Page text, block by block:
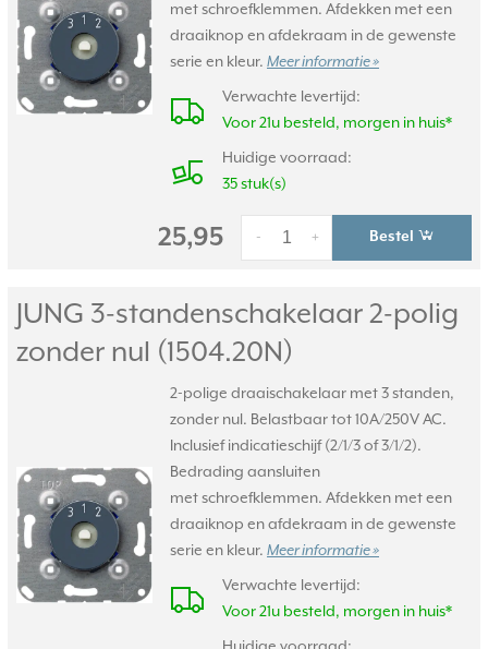
met schroefklemmen. Afdekken met een
draaiknop en afdekraam in de gewenste
serie en kleur. Meer informatie »
Verwachte levertijd:
Voor 21u besteld, morgen in huis*
Huidige voorraad:
35 stuk(s)
25,95 +
- Bestel
JUNG 3-standenschakelaar 2-polig
zonder nul (1504.20N)
2-polige draaischakelaar met 3 standen,
zonder nul. Belastbaar tot 10A/250V AC.
Inclusief indicatieschijf (2/1/3 of 3/1/2).
Bedrading aansluiten
met schroefklemmen. Afdekken met een
draaiknop en afdekraam in de gewenste
serie en kleur. Meer informatie »
Verwachte levertijd:
Voor 21u besteld, morgen in huis*